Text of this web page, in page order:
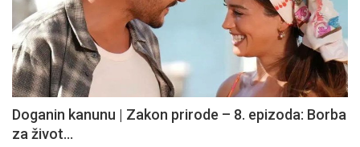
Doganin kanunu | Zakon prirode – 8. epizoda: Borba
za život...